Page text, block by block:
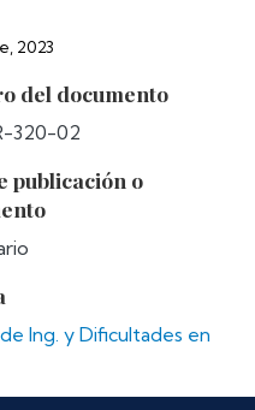
2023
del documento
320-02
publicación o
Ing. y Dificultades en